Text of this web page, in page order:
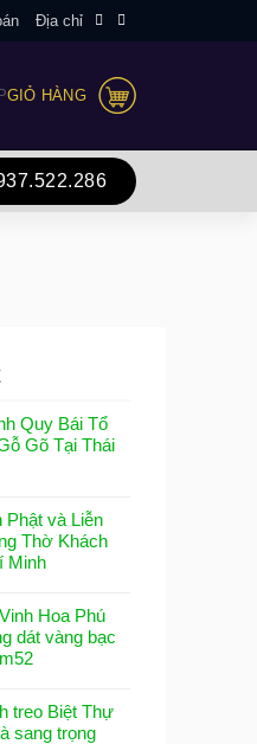
Địa chỉ
GIỎ HÀNG
Quy Bái Tổ
Gõ Tại Thái
Phật và Liễn
Thờ Khách
Minh
Hoa Phú
dát vàng bạc
treo Biệt Thự
sang trọng